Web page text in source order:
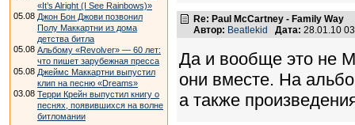
«It’s Alright (I See Rainbows)»
05.08 Джон Бон Джови позвонил
Полу Маккартни из дома
детства битла
05.08 Альбому «Revolver» — 60 лет:
что пишет зарубежная пресса
05.08 Джеймс Маккартни выпустил
клип на песню «Dreams»
03.08 Терри Крейн выпустил книгу о
песнях, появившихся на волне
битломании
Re: Paul McCartney - Family Way
Автор: Beatlekid Дата: 28.01.10
Да и вообще это не
они вместе. На
а также